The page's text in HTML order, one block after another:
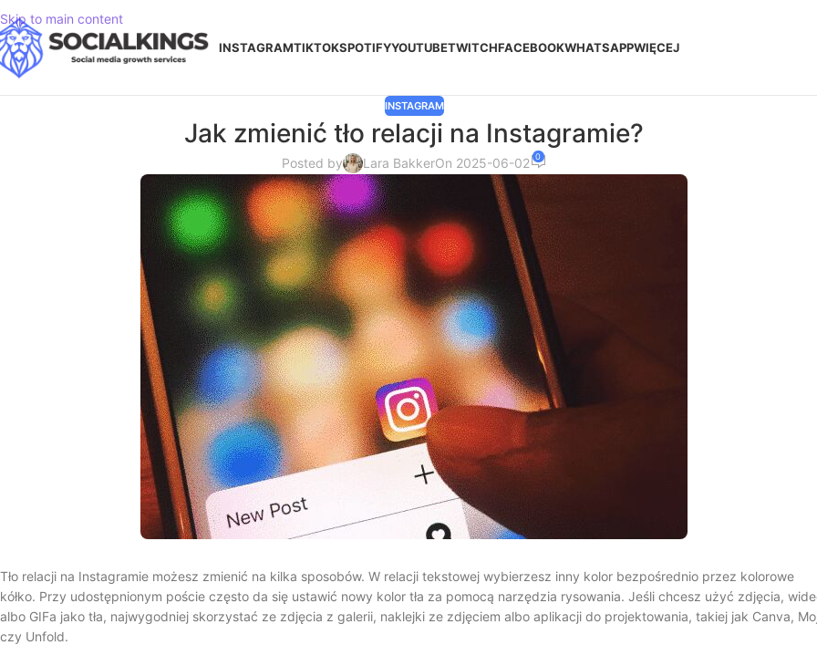
Skip to main content
INSTAGRAMTIKTOKSPOTIFYYOUTUBETWITCHFACEBOOKWHATSAPPWIĘCEJ
INSTAGRAM
Jak zmienić tło relacji na Instagramie?
Posted by Lara BakkerOn 2025-06-02 0
Tło relacji na Instagramie możesz zmienić na kilka sposobów. W relacji tekstowej wybierzesz inny kolor bezpośrednio przez kolorowe
kółko. Przy udostępnionym poście często da się ustawić nowy kolor tła za pomocą narzędzia rysowania. Jeśli chcesz użyć zdjęcia,
albo GIFa jako tła, najwygodniej skorzystać ze zdjęcia z galerii, naklejki ze zdjęciem albo aplikacji do projektowania, takiej jak Canva,
czy Unfold.